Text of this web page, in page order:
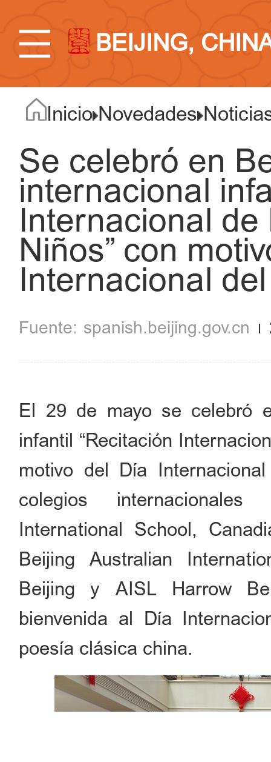
BEIJING,
Inicio Novedades
Se celebró en
internacional
Internacional
Niños” con
Internacional
spanish.beijing.gov.cn
El 29 de mayo se celebró
infantil “Recitación
motivo del Día
colegios
International School,
Beijing Australian
Beijing y AISL Harrow
bienvenida al Día
poesía clásica china.